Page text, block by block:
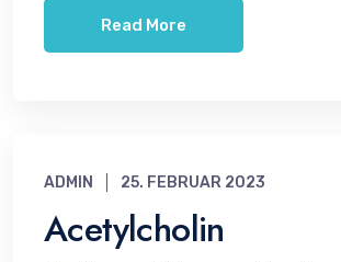
Read More
ADMIN 25. FEBRUAR 2023
Acetylcholin